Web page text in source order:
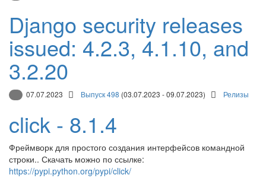
Django security releases
issued: 4.2.3, 4.1.10, and
3.2.20
07.07.2023 Выпуск 498 (03.07.2023 - 09.07.2023) Релизы
click - 8.1.4
Фреймворк для простого создания интерфейсов командной
строки.. Скачать можно по ссылке:
https://pypi.python.org/pypi/click/